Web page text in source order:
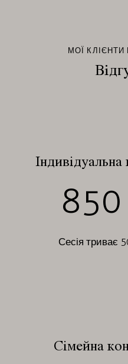
МОЇ
Індивідуальна
850
Сесія триває
Сімейна